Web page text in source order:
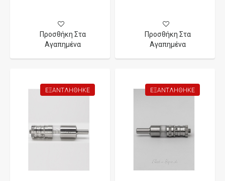
Προσθήκη Στα
Αγαπημένα
Προσθήκη Στα
Αγαπημένα
ΕΞΑΝΤΛΉΘΗΚΕ ΕΞΑΝΤΛΉΘΗΚΕ